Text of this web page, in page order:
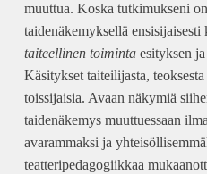
muuttua. Koska tutkimukseni
taidenäkemyksellä
taiteellinen toiminta esityksen
Käsitykset taiteilijasta,
toissijaisia. Avaan näkymiä
taidenäkemys muuttuessaan
avarammaksi ja
teatteripedagogiikkaa